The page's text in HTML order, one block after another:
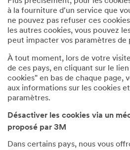
à la fourniture d'un service que
ne pouvez pas refuser ces
les autres cookies, vous pouvez
peut impacter vos paramètres de
À tout moment, lors de votre
de ces pays, en cliquant sur le
cookies" en bas de chaque page,
aux informations sur les cookies
paramètres.
Désactiver les cookies via un
proposé par 3M
Dans certains pays, nous vous